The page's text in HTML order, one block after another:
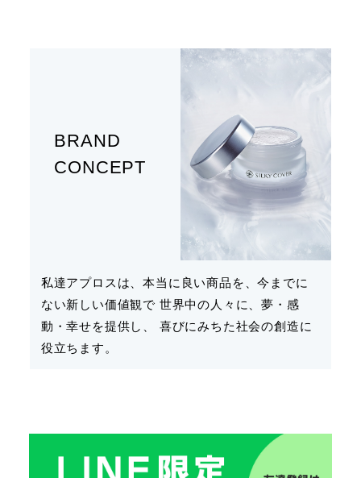
BRAND
CONCEPT
私達アプロスは、本当に良い商品を、今までに
ない新しい価値観で 世界中の人々に、夢・感
動・幸せを提供し、 喜びにみちた社会の創造に
役立ちます。